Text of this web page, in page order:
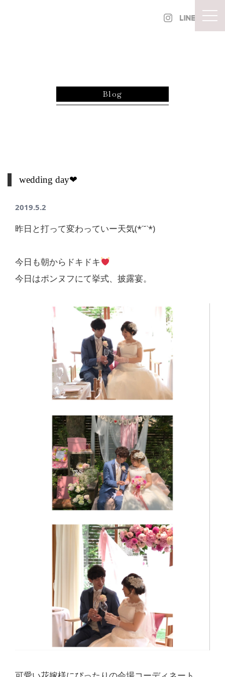
Blog
wedding day❤︎
2019.5.2
昨日と打って変わっていー天気(*˙˘˙*)
今日も朝からドキドキ
今日はポンヌフにて挙式、披露宴。